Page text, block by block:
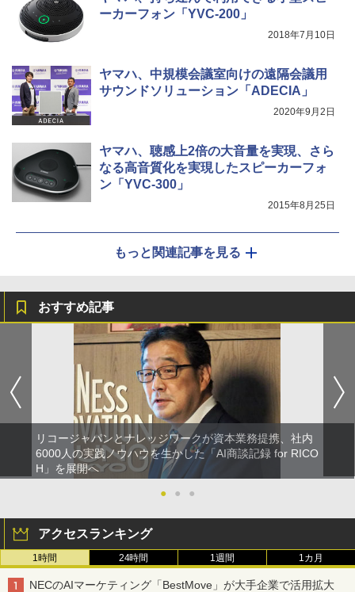
ーカーフォン「YVC-200」
2018年7月10日
ヤマハ、中規模会議室向けの遠隔会議用
サウンドソリューション「ADECIA」
2020年9月2日
ヤマハ、聴感上2倍の大音量を実現、さら
なる高音質化を実現したスピーカーフォ
ン「YVC-300」
2015年8月25日
もっと関連記事を見る
おすすめ記事
リコージャパンとナレッジワークが資本業務提携、社内
6000人の実践ノウハウを生かした「AI商談記録 for RICO
H」を展開へ
●
● ●
アクセスランキング
1時間 24時間 1週間 1カ月
NECのAIマーケティング「BestMove」が大手企業で活用拡大